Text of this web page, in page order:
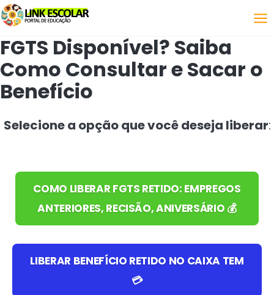
Link
FGTS Disponível? Saiba
Como Consultar e Sacar o
Benefício
Selecione a opção que você deseja liberar:
COMO LIBERAR FGTS RETIDO: EMPREGOS
ANTERIORES, RECISÃO, ANIVERSÁRIO 💰
LIBERAR BENEFÍCIO RETIDO NO CAIXA TEM
💳